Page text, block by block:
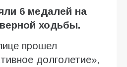
6 медалей на
ходьбы.
прошел
долголетие»,